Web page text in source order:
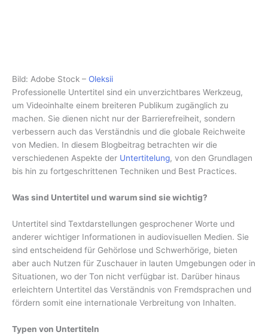
Bild: Adobe Stock – Oleksii
Professionelle Untertitel sind ein unverzichtbares Werkzeug,
um Videoinhalte einem breiteren Publikum zugänglich zu
machen. Sie dienen nicht nur der Barrierefreiheit, sondern
verbessern auch das Verständnis und die globale Reichweite
von Medien. In diesem Blogbeitrag betrachten wir die
verschiedenen Aspekte der Untertitelung, von den Grundlagen
bis hin zu fortgeschrittenen Techniken und Best Practices.
Was sind Untertitel und warum sind sie wichtig?
Untertitel sind Textdarstellungen gesprochener Worte und
anderer wichtiger Informationen in audiovisuellen Medien. Sie
sind entscheidend für Gehörlose und Schwerhörige, bieten
aber auch Nutzen für Zuschauer in lauten Umgebungen oder in
Situationen, wo der Ton nicht verfügbar ist. Darüber hinaus
erleichtern Untertitel das Verständnis von Fremdsprachen und
fördern somit eine internationale Verbreitung von Inhalten.
Typen von Untertiteln